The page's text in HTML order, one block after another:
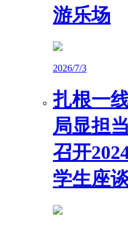
游乐场
2026/7/3
扎根一
局显担
召开
学生座